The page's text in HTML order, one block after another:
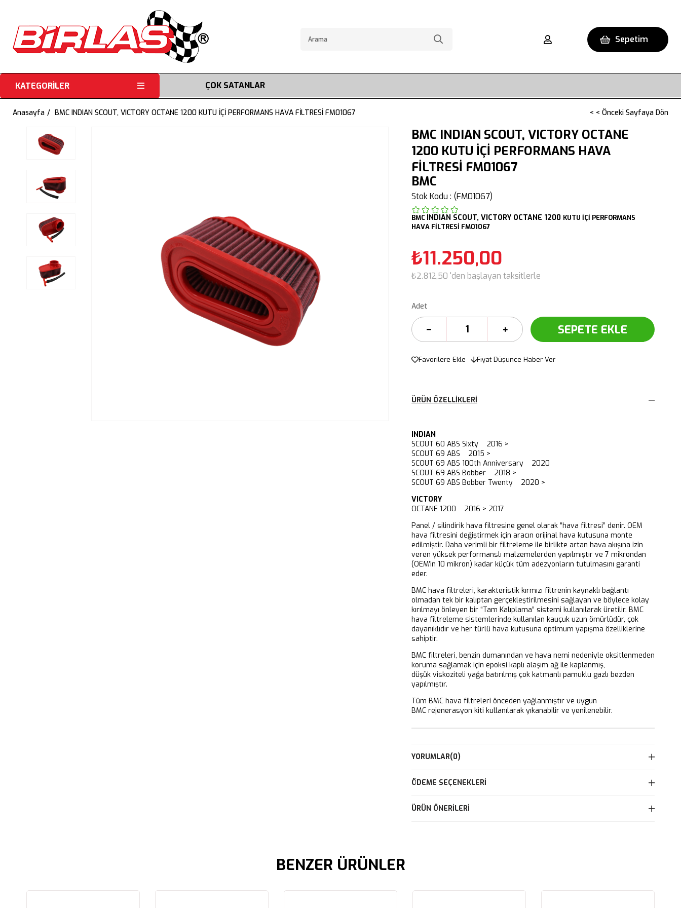
Sepetim
KATEGORİLER ÇOK SATANLAR
Anasayfa BMC INDIAN SCOUT, VICTORY OCTANE 1200 KUTU İÇİ PERFORMANS HAVA FİLTRESİ FM01067 < < Önceki Sayfaya Dön
BMC INDIAN SCOUT, VICTORY OCTANE
1200 KUTU İÇİ PERFORMANS HAVA
FİLTRESİ FM01067
BMC
Stok Kodu (FM01067)
BMC INDIAN SCOUT, VICTORY OCTANE 1200 KUTU İÇİ PERFORMANS
HAVA FİLTRESİ FM01067
₺11.250,00
₺2.812,50 'den başlayan taksitlerle
Adet
Favorilere Ekle Fiyat Düşünce Haber Ver
ÜRÜN ÖZELLIKLERI
INDIAN
SCOUT 60 ABS Sixty 2016 >
SCOUT 69 ABS 2015 >
SCOUT 69 ABS 100th Anniversary 2020
SCOUT 69 ABS Bobber 2018 >
SCOUT 69 ABS Bobber Twenty 2020 >
VICTORY
OCTANE 1200 2016 > 2017
Panel / silindirik hava filtresine genel olarak “hava filtresi” denir. OEM
hava filtresini değiştirmek için aracın orijinal hava kutusuna monte
edilmiştir. Daha verimli bir filtreleme ile birlikte artan hava akışına izin
veren yüksek performanslı malzemelerden yapılmıştır ve 7 mikrondan
(OEM’in 10 mikron) kadar küçük tüm adezyonların tutulmasını garanti
eder.
BMC hava filtreleri, karakteristik kırmızı filtrenin kaynaklı bağlantı
olmadan tek bir kalıptan gerçekleştirilmesini sağlayan ve böylece kolay
kırılmayı önleyen bir “Tam Kalıplama” sistemi kullanılarak üretilir. BMC
hava filtreleme sistemlerinde kullanılan kauçuk uzun ömürlüdür, çok
dayanıklıdır ve her türlü hava kutusuna optimum yapışma özelliklerine
sahiptir.
BMC filtreleri, benzin dumanından ve hava nemi nedeniyle oksitlenmeden
koruma sağlamak için epoksi kaplı alaşım ağ ile kaplanmış,
düşük viskoziteli yağa batırılmış çok katmanlı pamuklu gazlı bezden
yapılmıştır.
Tüm BMC hava filtreleri önceden yağlanmıştır ve uygun
BMC rejenerasyon kiti kullanılarak yıkanabilir ve yenilenebilir.
YORUMLAR(0)
ÖDEME SEÇENEKLERI
ÜRÜN ÖNERILERI
BENZER ÜRÜNLER